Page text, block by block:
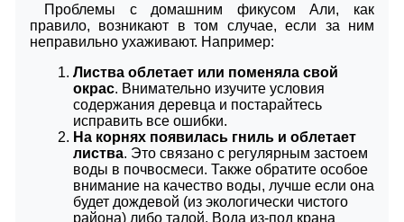
Проблемы с домашним фикусом Али, как
правило, возникают в том случае, если за ним
неправильно ухаживают. Например:
Листва облетает или поменяла свой
окрас. Внимательно изучите условия
содержания деревца и постарайтесь
исправить все ошибки.
На корнях появилась гниль и облетает
листва. Это связано с регулярным застоем
воды в почвосмеси. Также обратите особое
внимание на качество воды, лучше если она
будет дождевой (из экологически чистого
района) либо талой. Вода из-под крана